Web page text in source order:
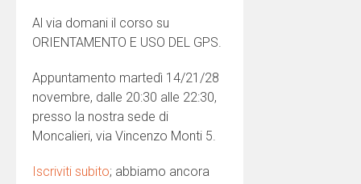
Al via domani il corso su
ORIENTAMENTO E USO DEL GPS.
Appuntamento martedì 14/21/28
novembre, dalle 20:30 alle 22:30,
presso la nostra sede di
Moncalieri, via Vincenzo Monti 5.
Iscriviti subito; abbiamo ancora